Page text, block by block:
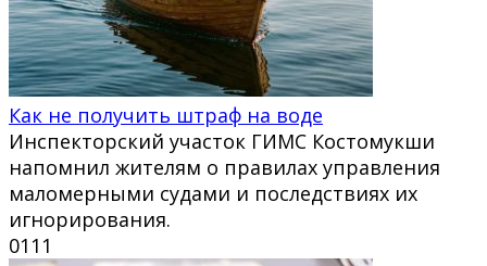
Как не получить штраф на воде
Инспекторский участок ГИМС Костомукши
напомнил жителям о правилах управления
маломерными судами и последствиях их
игнорирования.
0111